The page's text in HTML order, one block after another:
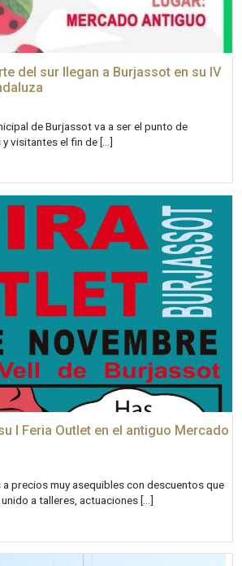
del sur llegan a Burjassot en su IV
de Burjassot va a ser el punto de
visitantes el fin de […]
I Feria Outlet en el antiguo Mercado
precios muy asequibles con descuentos que
a talleres, actuaciones […]